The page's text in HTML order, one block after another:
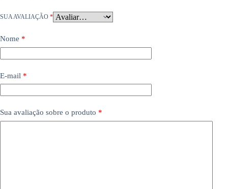
SUA AVALIAÇÃO *
Nome *
E-mail *
Sua avaliação sobre o produto *